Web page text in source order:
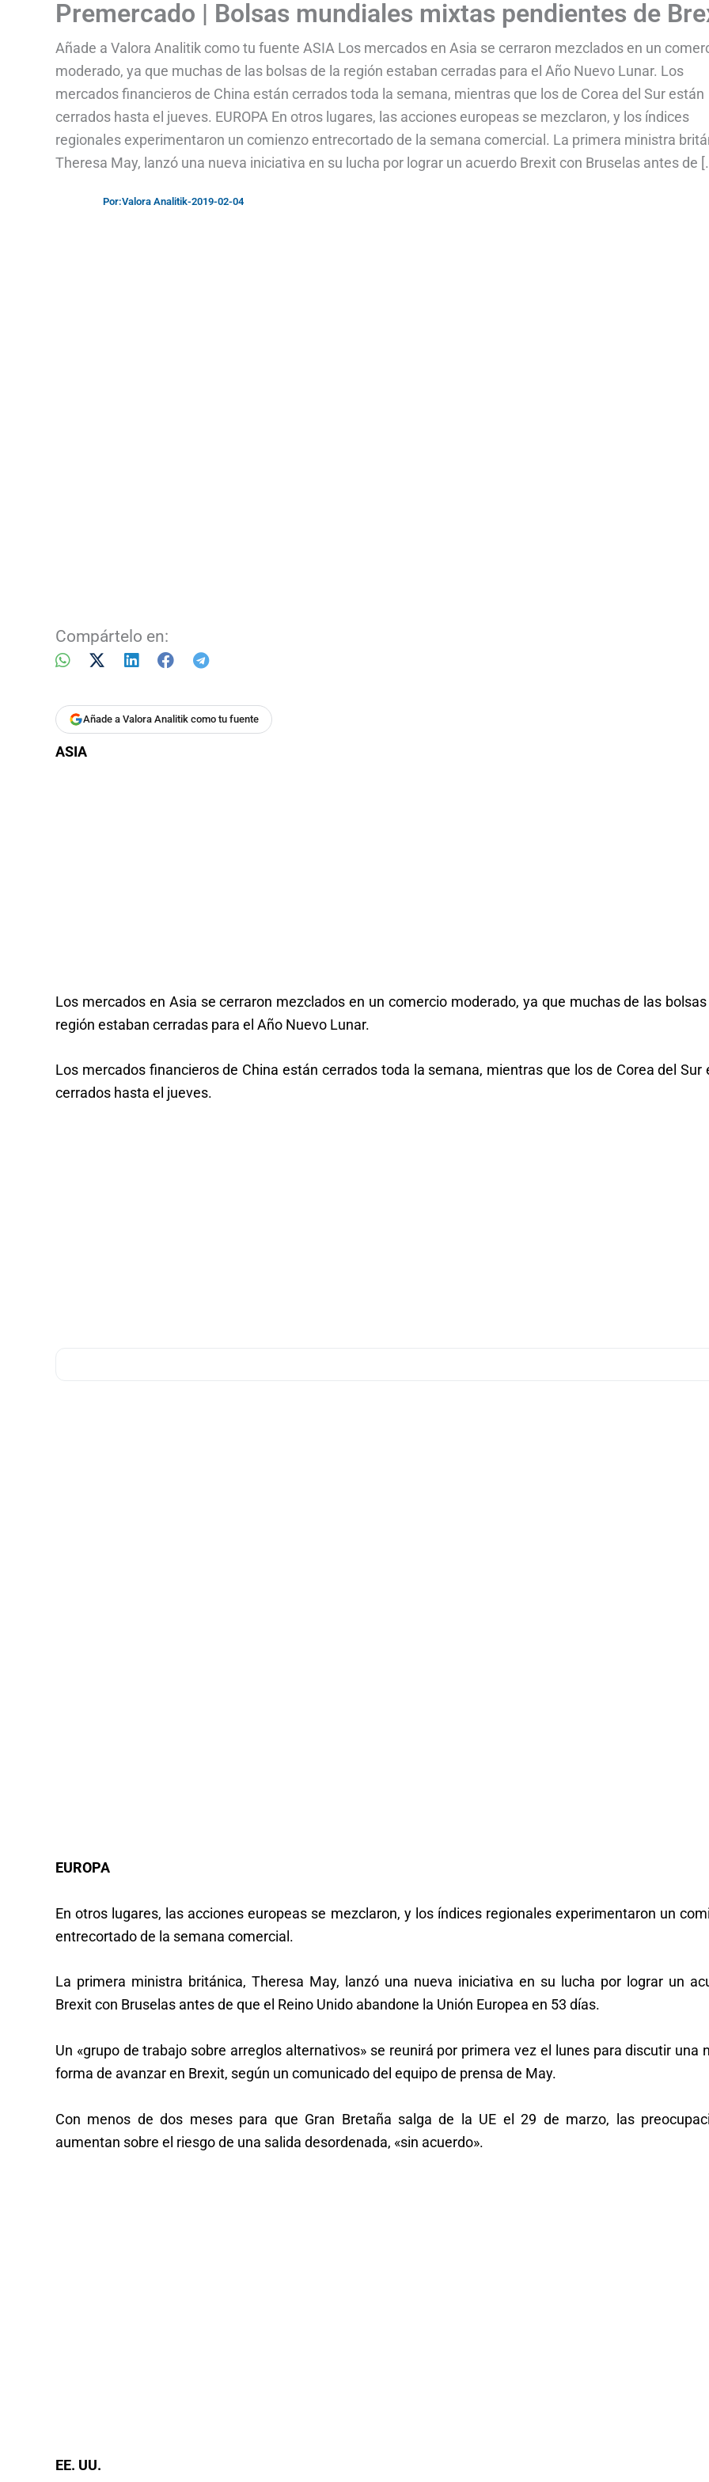
Premercado | Bolsas mundiales mixtas pendientes de
Añade a Valora Analitik como tu fuente ASIA Los mercados en Asia se cerraron mezclados en un
moderado, ya que muchas de las bolsas de la región estaban cerradas para el Año Nuevo Lunar. Los
mercados financieros de China están cerrados toda la semana, mientras que los de Corea del Sur están
cerrados hasta el jueves. EUROPA En otros lugares, las acciones europeas se mezclaron, y los índices
regionales experimentaron un comienzo entrecortado de la semana comercial. La primera ministra
Theresa May, lanzó una nueva iniciativa en su lucha por lograr un acuerdo Brexit con Bruselas antes de
Por:Valora Analitik-2019-02-04
Compártelo en:
Añade a Valora Analitik como tu fuente
ASIA
Los mercados en Asia se cerraron mezclados en un comercio moderado, ya que muchas de las
región estaban cerradas para el Año Nuevo Lunar.
Los mercados financieros de China están cerrados toda la semana, mientras que los de Corea del Sur
cerrados hasta el jueves.
EUROPA
En otros lugares, las acciones europeas se mezclaron, y los índices regionales experimentaron un
entrecortado de la semana comercial.
La primera ministra británica, Theresa May, lanzó una nueva iniciativa en su lucha por lograr un
Brexit con Bruselas antes de que el Reino Unido abandone la Unión Europea en 53 días.
Un «grupo de trabajo sobre arreglos alternativos» se reunirá por primera vez el lunes para discutir una
forma de avanzar en Brexit, según un comunicado del equipo de prensa de May.
Con menos de dos meses para que Gran Bretaña salga de la UE el 29 de marzo, las
aumentan sobre el riesgo de una salida desordenada, «sin acuerdo».
EE. UU.